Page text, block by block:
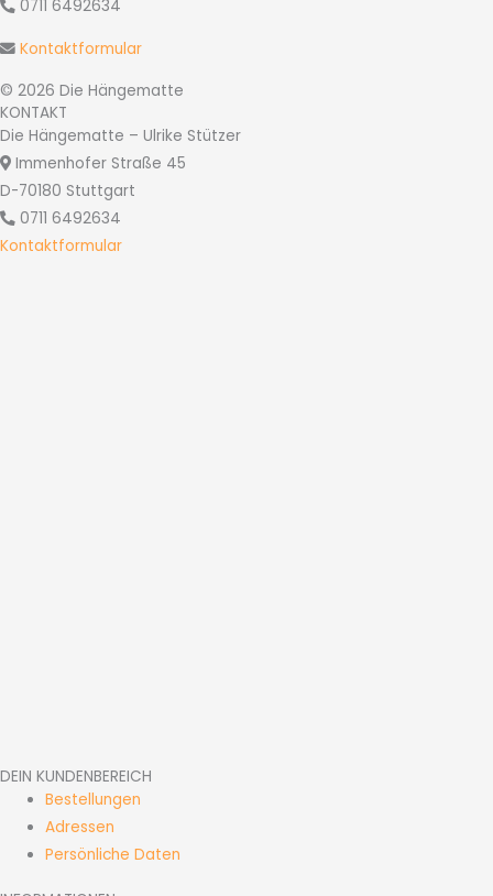
0711 6492634
Kontaktformular
© 2026 Die Hängematte
KONTAKT
Die Hängematte – Ulrike Stützer
Immenhofer Straße 45
D-70180 Stuttgart
0711 6492634
Kontaktformular
DEIN KUNDENBEREICH
Bestellungen
Adressen
Persönliche Daten